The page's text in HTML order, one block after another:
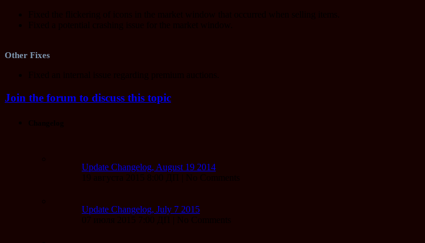
Other Fixes
Join the forum to discuss this topic
Update Changelog, August 19 2014
Update Changelog, July 7 2015